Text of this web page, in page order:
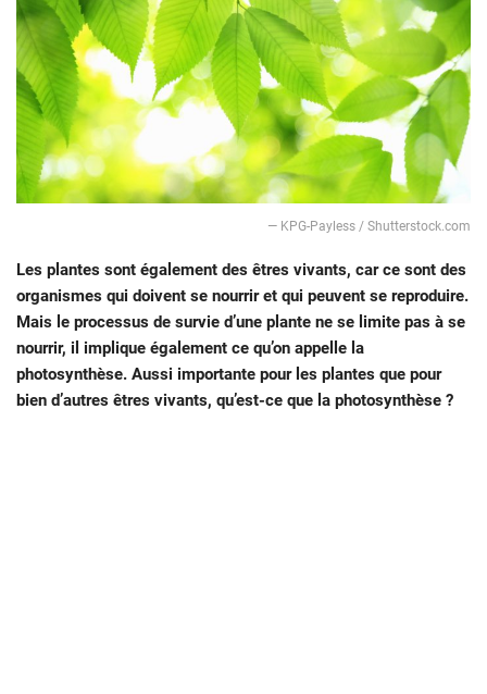
— KPG-Payless / Shutterstock.com
Les plantes sont également des êtres vivants, car ce sont des
organismes qui doivent se nourrir et qui peuvent se reproduire.
Mais le processus de survie d’une plante ne se limite pas à se
nourrir, il implique également ce qu’on appelle la
photosynthèse. Aussi importante pour les plantes que pour
bien d’autres êtres vivants, qu’est-ce que la photosynthèse ?